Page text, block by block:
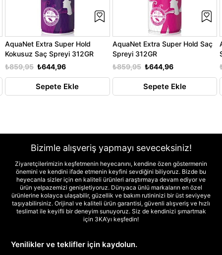
AquaNet Extra Super Hold
Kokusuz Saç Spreyi 312GR
₺644,96
₺859,95
Sepete Ekle
AquaNet Extra Super Hold Saç
Spreyi 312GR
₺644,96
₺859,95
Sepete Ekle
Bizimle alışveriş yapmayı seveceksiniz!
Ziyaretçilerimizin keşfetmenin heyecanını, kendine özen göstermenin
önemini ve kendini ifade etmenin keyfini sevdiğini biliyoruz. Bizde bu
heyecanla sizler için en kaliteli ürünleri araştırmaya devam ediyor ve
ürün yelpazemizi genişletiyoruz. Dünyaca ünlü markaların en özel
ürünlerine kolayca ulaşabilir, güzellik ve bakım rutininizi bir üst seviyeye
taşıyabilirsiniz. Orijinal ve kaliteli ürün garantisi, güvenli alışveriş ve hızlı
teslimat ile keyifli bir deneyim sunuyoruz. Siz de kendinizi şımartmak
için 3KA’yı keşfedin!
Yenilikler ve teklifler için kaydolun.